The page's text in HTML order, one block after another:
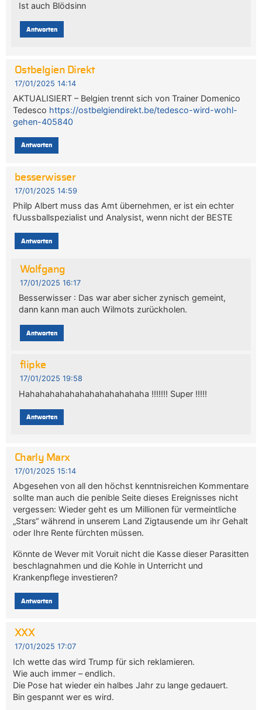
Ist auch Blödsinn
Antworten
Ostbelgien Direkt
17/01/2025 14:14
AKTUALISIERT – Belgien trennt sich von Trainer Domenico
Tedesco https://ostbelgiendirekt.be/tedesco-wird-wohl-
gehen-405840
Antworten
besserwisser
17/01/2025 14:59
Philp Albert muss das Amt übernehmen, er ist ein echter
fUussballspezialist und Analysist, wenn nicht der BESTE
Antworten
Wolfgang
17/01/2025 16:17
Besserwisser : Das war aber sicher zynisch gemeint,
dann kann man auch Wilmots zurückholen.
Antworten
flipke
17/01/2025 19:58
Hahahahahahahahahahahahaha !!!!!!! Super !!!!!
Antworten
Charly Marx
17/01/2025 15:14
Abgesehen von all den höchst kenntnisreichen Kommentare
sollte man auch die penible Seite dieses Ereignisses nicht
vergessen: Wieder geht es um Millionen für vermeintliche
„Stars“ während in unserem Land Zigtausende um ihr Gehalt
oder Ihre Rente fürchten müssen.
Könnte de Wever mit Voruit nicht die Kasse dieser Parasitten
beschlagnahmen und die Kohle in Unterricht und
Krankenpflege investieren?
Antworten
XXX
17/01/2025 17:07
Ich wette das wird Trump für sich reklamieren.
Wie auch immer – endlich.
Die Pose hat wieder ein halbes Jahr zu lange gedauert.
Bin gespannt wer es wird.